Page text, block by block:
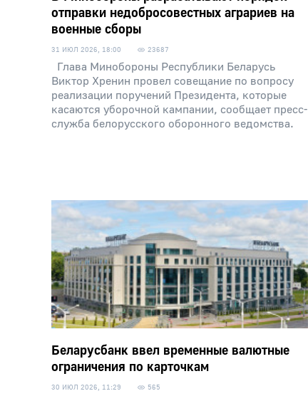
отправки недобросовестных аграриев на
военные сборы
31 ИЮЛ 2026, 18:00 23687
Глава Минобороны Республики Беларусь
Виктор Хренин провел совещание по вопросу
реализации поручений Президента, которые
касаются уборочной кампании, сообщает пресс-
служба белорусского оборонного ведомства.
Беларусбанк ввел временные валютные
ограничения по карточкам
30 ИЮЛ 2026, 11:29 565